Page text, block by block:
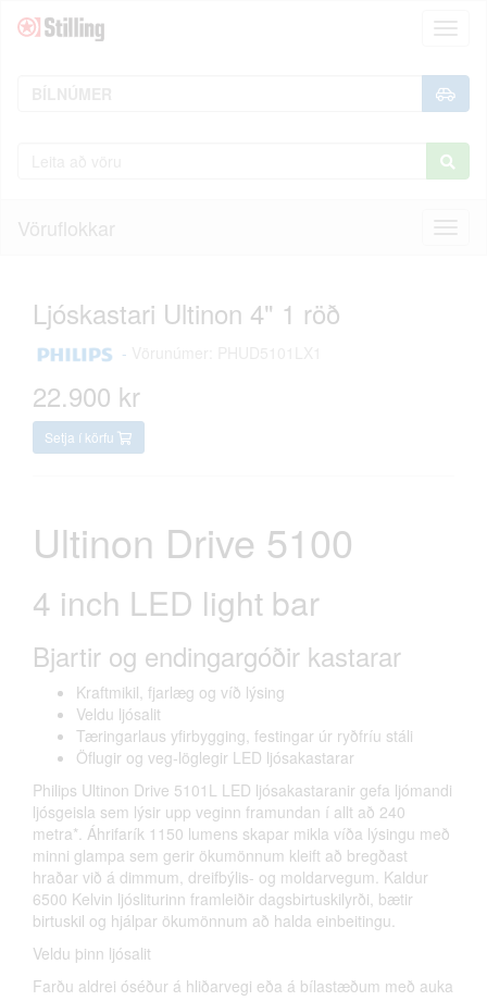
Vöruflokkar
Ljóskastari Ultinon 4" 1 röð
-
22.900 kr
Setja í körfu
Ultinon Drive 5100
4 inch LED light bar
Bjartir og endingargóðir kastarar
Kraftmikil, fjarlæg og víð lýsing
Veldu ljósalit
Tæringarlaus yfirbygging, festingar úr ryðfríu stáli
Öflugir og veg-löglegir LED ljósakastarar
Philips Ultinon Drive 5101L LED ljósakastaranir gefa ljómandi
ljósgeisla sem lýsir upp veginn framundan í allt að 240
metra*. Áhrifarík 1150 lumens skapar mikla víða lýsingu með
minni glampa sem gerir ökumönnum kleift að bregðast
hraðar við á dimmum, dreifbýlis- og moldarvegum. Kaldur
6500 Kelvin ljósliturinn framleiðir dagsbirtuskilyrði, bætir
birtuskil og hjálpar ökumönnum að halda einbeitingu.
Veldu þinn ljósalit
Farðu aldrei óséður á hliðarvegi eða á bílastæðum með auka